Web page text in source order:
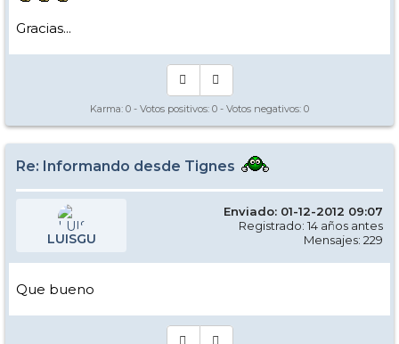
Gracias...
Karma: 0 - Votos positivos: 0 - Votos negativos: 0
Re: Informando desde Tignes
LUISGU
Enviado: 01-12-2012 09:07
Registrado: 14 años antes
Mensajes: 229
Que bueno